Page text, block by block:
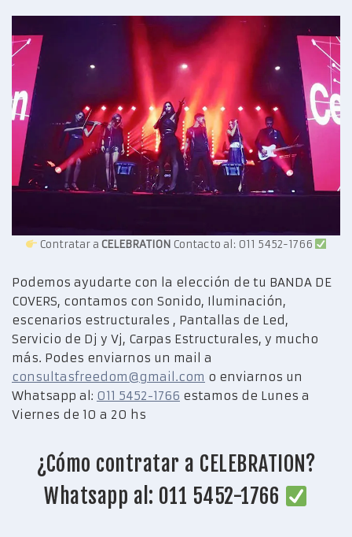
Contratar a CELEBRATION Contacto al: 011 5452-1766
Podemos ayudarte con la elección de tu BANDA DE
COVERS, contamos con Sonido, Iluminación,
escenarios estructurales , Pantallas de Led,
Servicio de Dj y Vj, Carpas Estructurales, y mucho
más. Podes enviarnos un mail a
consultasfreedom@gmail.com o enviarnos un
Whatsapp al: 011 5452-1766 estamos de Lunes a
Viernes de 10 a 20 hs
¿Cómo contratar a CELEBRATION?
Whatsapp al: 011 5452-1766